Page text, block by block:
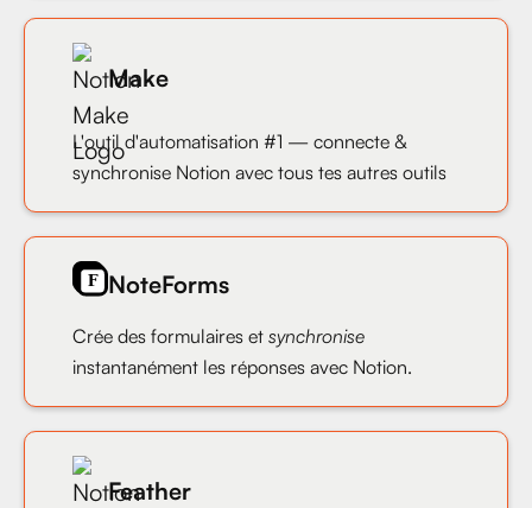
Make
L'outil d'automatisation #1 — connecte &
synchronise Notion avec tous tes autres outils
NoteForms
Crée des formulaires et synchronise
instantanément les réponses avec Notion.
Feather